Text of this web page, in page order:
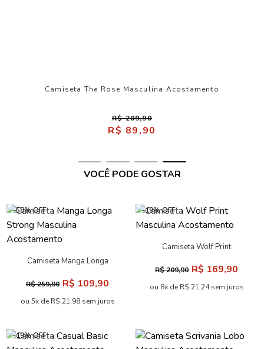
Camiseta The Rose Masculina Acostamento
R$ 209,90
R$ 89,90
VOCÊ PODE GOSTAR
-58% OFF
Camiseta Manga Longa
Acostamento
R$ 259,90 R$ 109,90
ou 5x de R$ 21,98 sem juros
-19% OFF
Camiseta Wolf Print
R$ 209,90 R$ 169,90
ou 8x de R$ 21,24 sem juros
-19% OFF